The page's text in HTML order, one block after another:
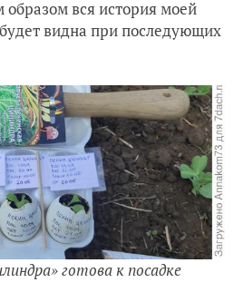
вся история моей
видна при последующих
готова к посадке